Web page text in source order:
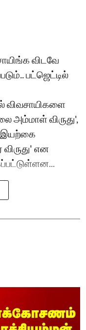
விடவே
பட்ஜெட்டில்
விவசாயிகளை
அம்மாள் விருது',
இயற்கை
என